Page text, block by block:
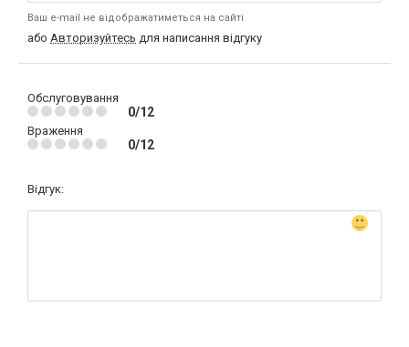
Ваш e-mail не відображатиметься на сайті
або Авторизуйтесь для написання відгуку
Обслуговування
0/12
Враження
0/12
Відгук: